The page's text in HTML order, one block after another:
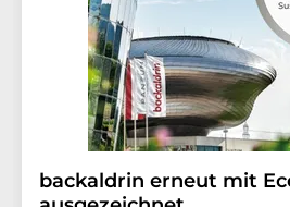
backaldrin erneut mit